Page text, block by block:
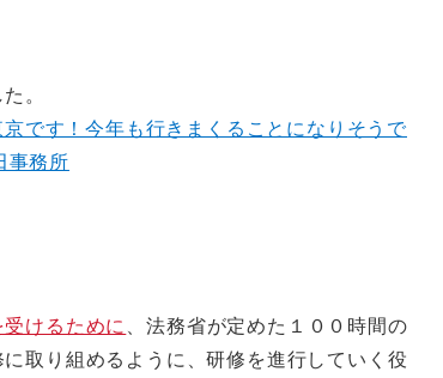
。
です！今年も行きまくることになりそうで
事務所
けるために、法務省が定めた１００時間の
取り組めるように、研修を進行していく役